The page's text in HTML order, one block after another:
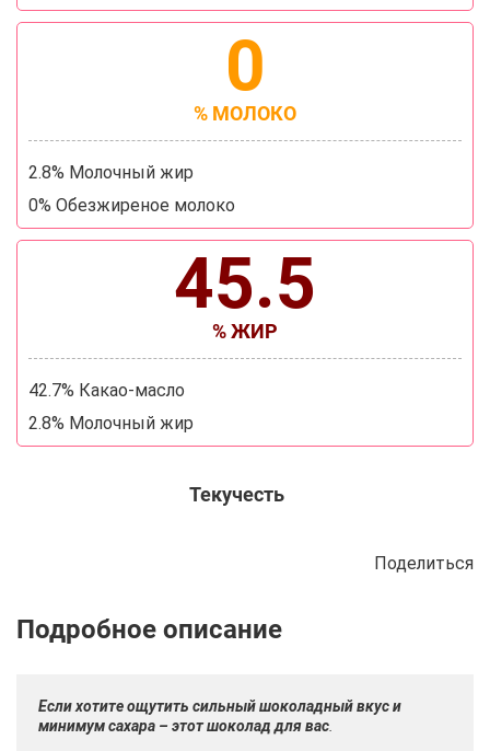
0
% МОЛОКО
2.8% Молочный жир
0% Обезжиреное молоко
45.5
% ЖИР
42.7% Какао-масло
2.8% Молочный жир
Текучесть
Поделиться
Описание Отзывы Рецепты
Если хотите ощутить сильный шоколадный вкус и
минимум сахара – этот шоколад для вас.